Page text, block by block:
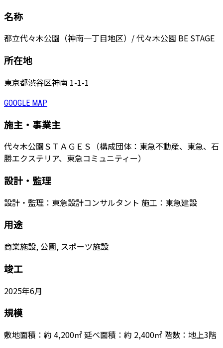
名称
都立代々木公園（神南一丁目地区）/ 代々木公園 BE STAGE
所在地
東京都渋⾕区神南 1-1-1
GOOGLE MAP
施主・事業主
代々木公園ＳＴＡＧＥＳ（構成団体：東急不動産、東急、石
勝エクステリア、東急コミュニティー）
設計・監理
設計・監理：東急設計コンサルタント 施工：東急建設
用途
商業施設, 公園, スポーツ施設
竣工
2025年6月
規模
敷地面積：約 4,200㎡ 延べ面積：約 2,400㎡ 階数：地上3階